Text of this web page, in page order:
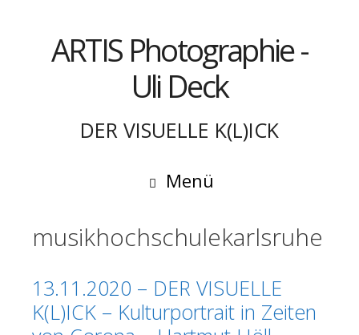
ARTIS Photographie -
Uli Deck
DER VISUELLE K(L)ICK
Menü
musikhochschulekarlsruhe
13.11.2020 – DER VISUELLE
K(L)ICK – Kulturportrait in Zeiten